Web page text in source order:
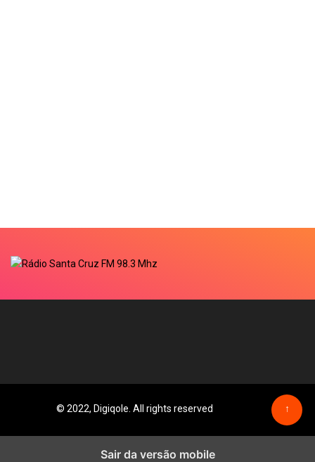
© 2022, Digiqole. All rights reserved ↑
Sair da versão mobile